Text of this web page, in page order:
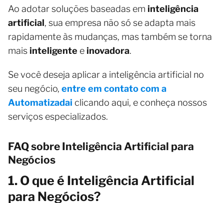
Ao adotar soluções baseadas em inteligência
artificial, sua empresa não só se adapta mais
rapidamente às mudanças, mas também se torna
mais inteligente e inovadora.
Se você deseja aplicar a inteligência artificial no
seu negócio, entre em contato com a
Automatizadai clicando aqui, e conheça nossos
serviços especializados.
FAQ sobre Inteligência Artificial para
Negócios
1. O que é Inteligência Artificial
para Negócios?